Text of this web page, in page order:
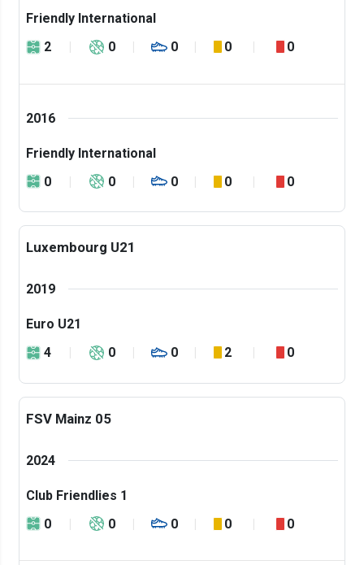
Friendly International
2
0 0 0 0
2016
Friendly International
0
0 0 0 0
Luxembourg U21
2019
Euro U21
4
0 0 2 0
FSV Mainz 05
2024
Club Friendlies 1
0
0 0 0 0